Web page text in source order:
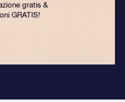
gratis &
GRATIS!